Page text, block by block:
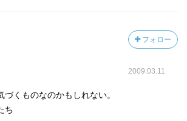
フォロー
2009.03.11
くものなのかもしれない。
ち